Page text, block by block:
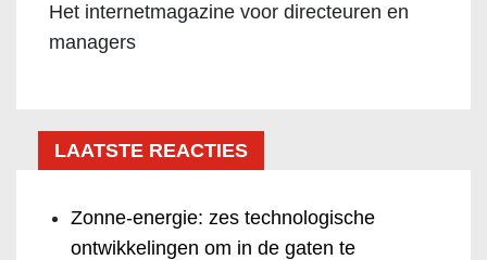
Het internetmagazine voor directeuren en
managers
LAATSTE REACTIES
Zonne-energie: zes technologische
ontwikkelingen om in de gaten te